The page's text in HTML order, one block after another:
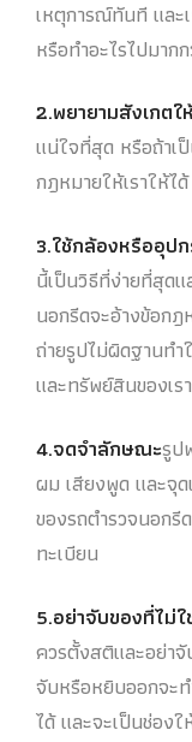
เหตุการณ์ทันที และ
หรือทำอะไรไปมาก
2.พยายามสังเกตใ
แน่ใจที่สุด หรือถ้าเ
กฎหมายให้เราให้ได้
3.ใช้กล้องหรืออุป
นี้เป็นวิธีที่ง่ายที่สุด
นอกรีดจะอ้างข้อกฎ
ถ่ายรูปไม่ผิดฐานท
และทรัพย์สินของเรา
4.จดจำลักษณะรูป
ผม เสียงพูด และจุด
ของรถตำรวจนอก
ทะเบียน
5.อย่าจับของที่ไม่ใ
ควรตั้งสติและอย่าจั
จับหรือหยิบออกจะ
ได้ และจะเป็นช่อง